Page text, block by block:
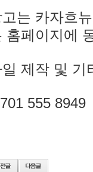
는 카자흐
홈페이지에
제작 및 기
555 8949